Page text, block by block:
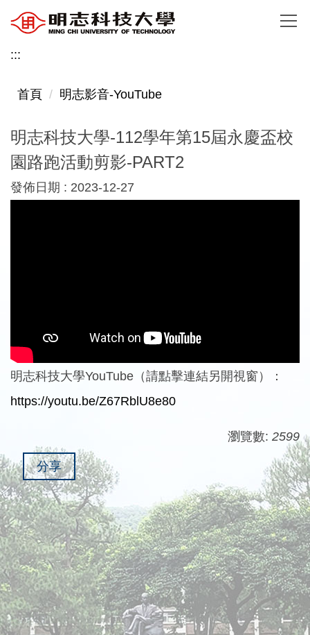
到
主
內
:::
首頁 明志影音-YouTube
明志科技大學-112學年第15屆永慶盃校
園路跑活動剪影-PART2
發佈日期 : 2023-12-27
明志科技大學YouTube（請點擊連結另開視窗）：
https://youtu.be/Z67RblU8e80
瀏覽數: 2599
分享